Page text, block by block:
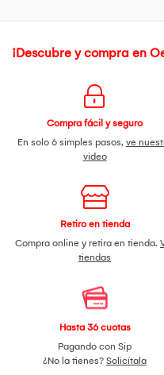
¡Descubre y compra en
Compra fácil y seguro
En solo 6 simples pasos, ve
video
Retiro en tienda
Compra online y retira en tienda.
tiendas
Hasta 36 cuotas
Pagando con Sip
¿No la tienes? Solicítala